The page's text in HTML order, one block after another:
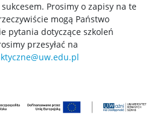
Prosimy o zapisy na te
mogą Państwo
pytania dotyczące szkoleń
przesyłać na